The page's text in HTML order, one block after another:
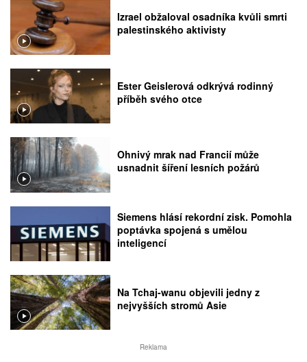
Izrael obžaloval osadníka kvůli smrti
palestinského aktivisty
Ester Geislerová odkrývá rodinný
příběh svého otce
Ohnivý mrak nad Francií může
usnadnit šíření lesních požárů
Siemens hlásí rekordní zisk. Pomohla
poptávka spojená s umělou
inteligencí
Na Tchaj-wanu objevili jedny z
nejvyšších stromů Asie
Reklama